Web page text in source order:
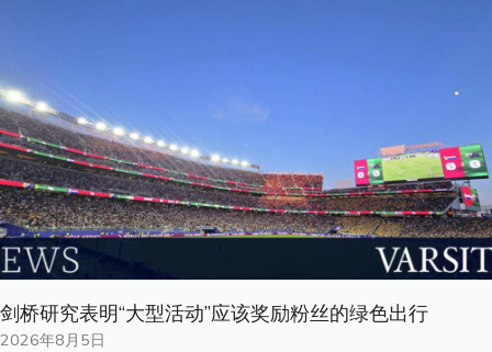
剑桥研究表明“大型活动”应该奖励粉丝的绿色出行
2026年8月5日